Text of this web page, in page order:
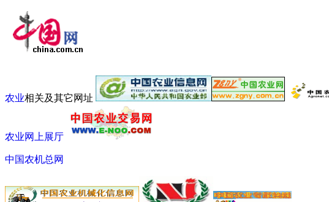
农业相关及其它网址
农业网上展厅
中国农机总网